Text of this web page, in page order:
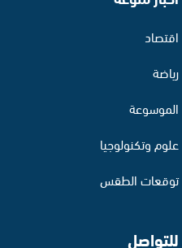
اقتصاد
رياضة
الموسوعة
علوم وتكنولوجيا
توقعات الطقس
للتواصل